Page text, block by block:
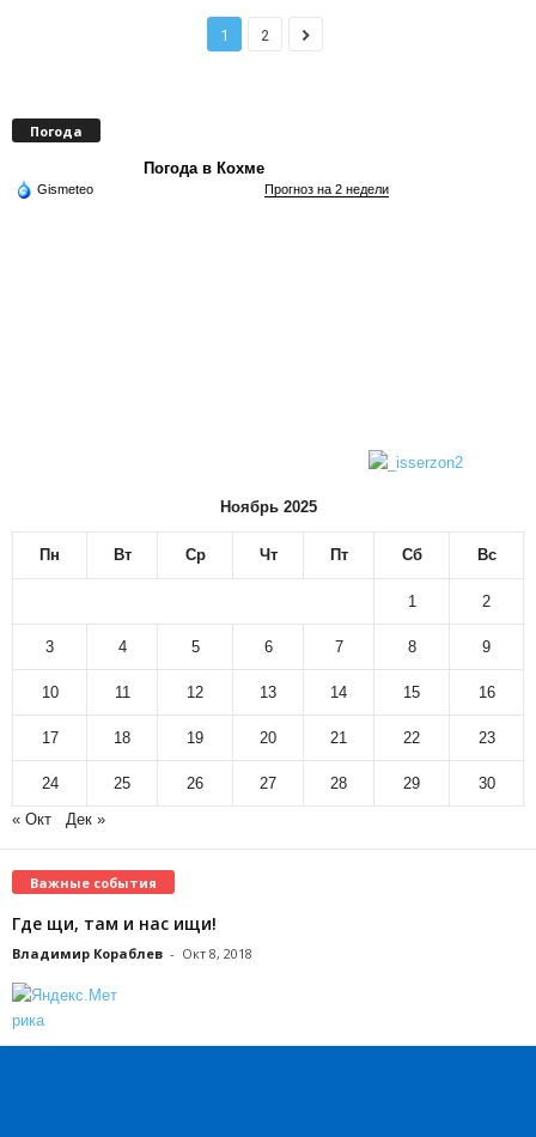
1 2
Погода
Погода в Кохме
Gismeteo Прогноз на 2 недели
Ноябрь 2025
Пн Вт Ср Чт Пт Сб Вс
1 2
3 4 5 6 7 8 9
10 11 12 13 14 15 16
17 18 19 20 21 22 23
24 25 26 27 28 29
30
« Окт
Дек »
Важные события
Где щи, там и нас ищи!
Владимир Кораблев - Окт 8, 2018